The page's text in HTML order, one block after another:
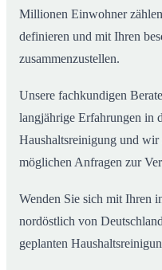
Millionen Einwohner
definieren und mit Ihren
zusammenzustellen.
Unsere fachkundigen
langjährige Erfahrungen in
Haushaltsreinigung und
möglichen Anfragen zur
Wenden Sie sich mit Ihren
nordöstlich von
geplanten